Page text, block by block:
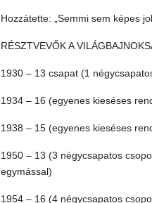
Hozzátette: „Semmi sem képes
RÉSZTVEVŐK A
1930 – 13 csapat (1
1934 – 16 (egyenes kieséses
1938 – 15 (egyenes kieséses
1950 – 13 (3 négycsapatos
egymással)
1954 – 16 (4 négycsapatos